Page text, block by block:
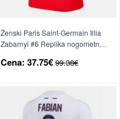
Ženski Paris Saint-Germain Illia
Zabarnyi #6 Replika nogometni
Cena: 37.75€ 99.38€